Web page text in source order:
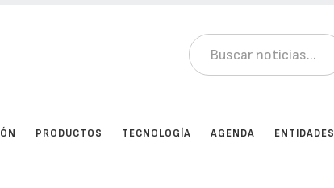
PRODUCTOS TECNOLOGÍA AGENDA ENTIDADES